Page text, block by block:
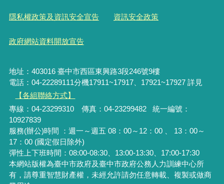
隱私權政策及資訊安全宣告 資訊安全政策
政府網站資料開放宣告
地址：403016 臺中市西區東興路3段246號9樓
電話：04-22289111分機17911~17917、17921~17927 詳見
【各組聯絡方式】
專線：04-23299310 傳真：04-23299482 統一編號：
10927839
服務(辦公)時間 ：週一～週五 08：00～12：00 、 13：00～
17：00 (國定假日除外)
彈性上下班時間：08:00-08:30、13:00-13:30、17:00-17:30
本網站版權為臺中市政府及臺中市政府公務人力訓練中心所
有，請尊重智慧財產權，未經允許請勿任意轉載、複製或做商